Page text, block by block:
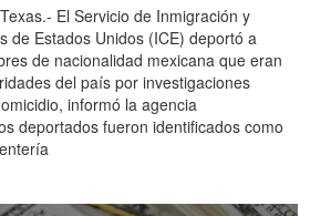
El Servicio de Inmigración y
de Estados Unidos (ICE) deportó a
de nacionalidad mexicana que eran
del país por investigaciones
informó la agencia
deportados fueron identificados como